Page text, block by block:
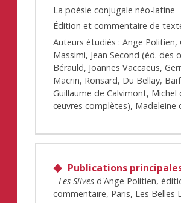
La poésie conjugale néo-latine
Édition et commentaire de
Auteurs étudiés : Ange
Massimi, Jean Second (éd.
Bérauld, Joannes Vaccaeus,
Macrin, Ronsard, Du Bellay,
Guillaume de Calvimont,
œuvres complètes), Madeleine
Publications
- Les Silves d'Ange Politien,
commentaire, Paris, Les Belles